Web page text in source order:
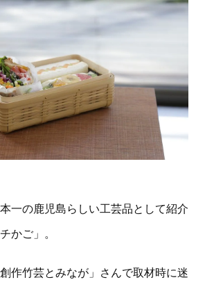
一の鹿児島らしい工芸品として紹介
かご」。
作竹芸とみなが」さんで取材時に迷